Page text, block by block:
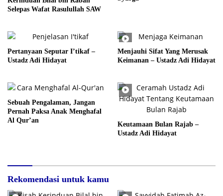
Selepas Wafat Rasulullah SAW
Pertanyaan Seputar I’tikaf –
Ustadz Adi Hidayat
Menjauhi Sifat Yang Merusak
Keimanan – Ustadz Adi Hidayat
Sebuah Pengalaman, Jangan
Pernah Paksa Anak Menghafal
Al Qur’an
Keutamaan Bulan Rajab –
Ustadz Adi Hidayat
Rekomendasi untuk kamu